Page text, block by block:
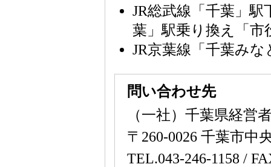
JR総武線「千葉」
葉」駅乗り換え「市
JR京葉線「千葉み
問い合わせ先
（一社）千葉県経営
〒260-0026 千葉市中
TEL.043-246-1158 /